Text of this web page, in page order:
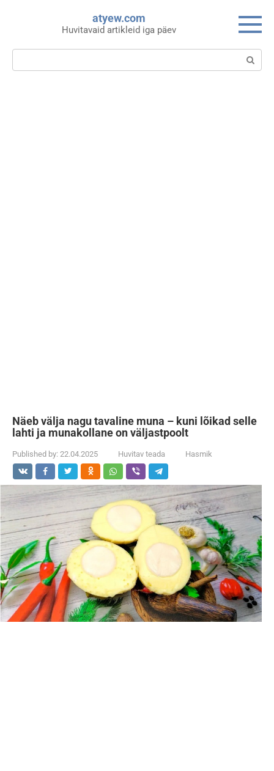
atyew.com
Huvitavaid artikleid iga päev
Search:
Näeb välja nagu tavaline muna – kuni lõikad selle
lahti ja munakollane on väljastpoolt
Published by: 22.04.2025 Huvitav teada Hasmik